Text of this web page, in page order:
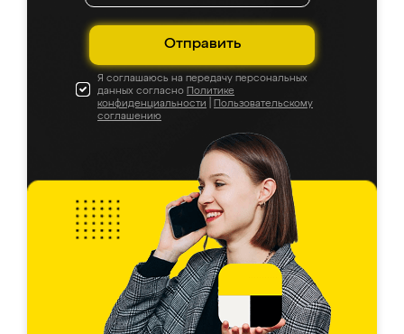
Отправить
Я соглашаюсь на передачу персональных
данных согласно Политике
конфиденциальности
Пользовательскому
соглашению